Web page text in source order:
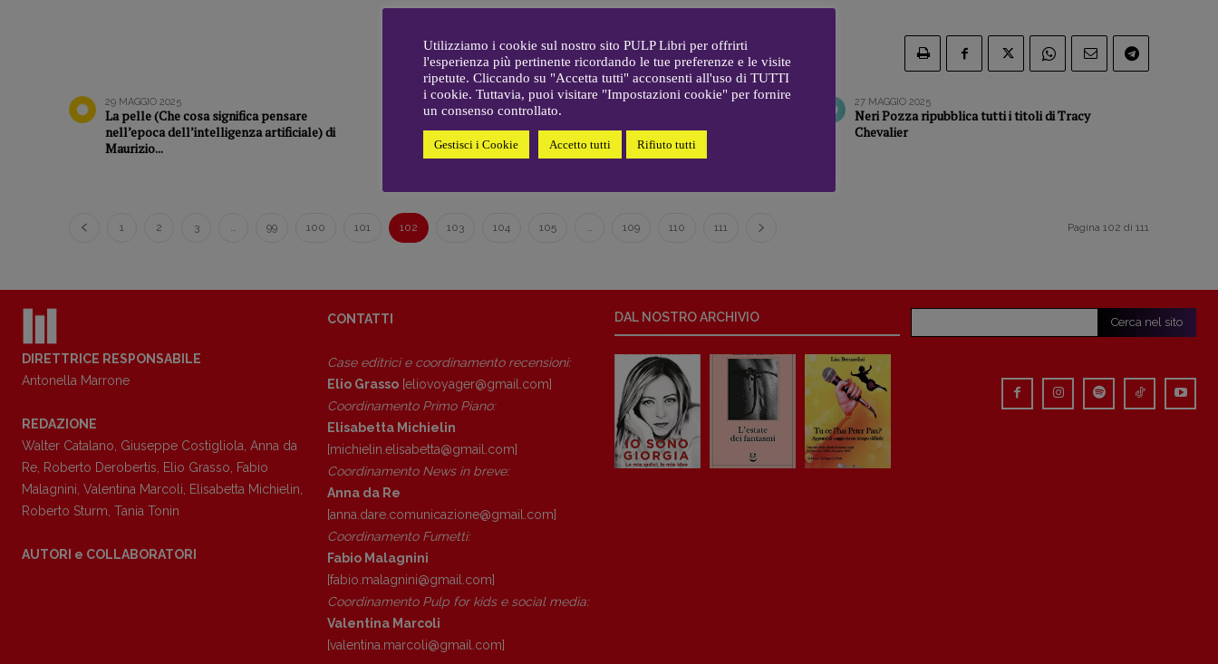
Stranimondi
Tornare a Ballard
Valerio Evangelisti
Zong!
recensioni:
Elio Grasso
[eliovoyager@gmail.com]
Coordinamento Primo Piano
[michielin.elisabetta@gmail.com]
com]
[fabio.malagnini@gmail.com]
Coordinamento Pulp for kids e
Valentina Marcoli
[valentina.marcoli@gmail.com]
ARCHIVIO E AUTORI
Copyright © 2018 – 2023 Pulp Magazine – Associazione Pulp Magazine – registrazione Tribunale Milano n° 5864/2023 – cod. fis. 97943720157 –Privacy
29 MAGGIO 2025
La pelle (Che cosa significa pensare
nell’epoca dell’intelligenza artificiale) di
Maurizio...
28 MAGGIO 2025
Cantare nel buio di Maria Corti
27 MAGGIO 2025
Neri Pozza ripubblica tutti i titoli di Tracy
Chevalier
1 2 3 … 99 100 101 102 103 104 105 … 109 110 111 Pagina 102 di 111
DIRETTRICE RESPONSABILE
Antonella Marrone
REDAZIONE
Walter Catalano Giuseppe Costigliola Anna da
Re Roberto Derobertis Elio Grasso
Fabio
Malagnini Valentina Marcoli Elisabetta Michielin
Roberto Sturm Tania Tonin
AUTORI e COLLABORATORI
CONTATTI
Case editrici e coordinamento recensioni:
Elio Grasso [eliovoyager@gmail.com]
Coordinamento Primo Piano:
Elisabetta Michielin
[michielin.elisabetta@gmail.com]
Coordinamento News in breve:
Anna da Re
[anna.dare.comunicazione@gmail. com]
Coordinamento Fumetti:
Fabio Malagnini
[fabio.malagnini@gmail. com]
Coordinamento Pulp for kids e social media:
Valentina Marcoli
[valentina.marcoli@gmail. com]
DAL NOSTRO ARCHIVIO Cerca nel sito
Utilizziamo i cookie sul nostro sito PULP Libri per offrirti
l'esperienza più pertinente ricordando le tue preferenze e le visite
ripetute. Cliccando su "Accetta tutti" acconsenti all'uso di TUTTI
i cookie. Tuttavia, puoi visitare "Impostazioni cookie" per fornire
un consenso controllato.
Gestisci i Cookie Accetto tutti Rifiuto tutti